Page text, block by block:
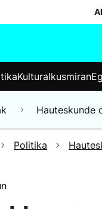
KulturaIkusmiran
Hauteskunde
Politika